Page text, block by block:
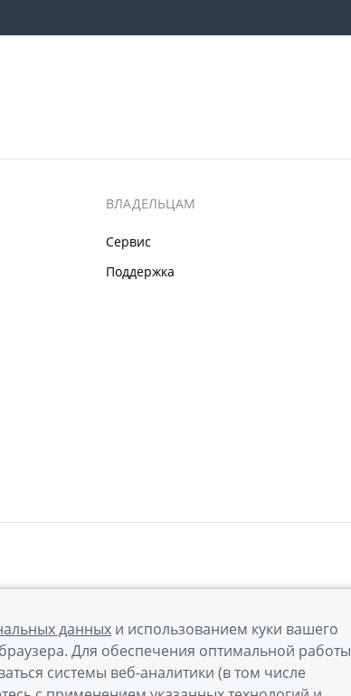
ВЛАДЕЛЬЦАМ
Сервис
Поддержка
данных Правовая информация
данных и использованием куки вашего
Для обеспечения оптимальной работы
системы веб-аналитики (в том числе